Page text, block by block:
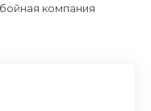
компания